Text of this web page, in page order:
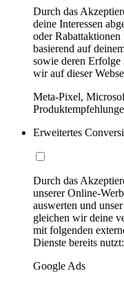
Durch das
deine Interessen
oder Rabattaktionen
basierend auf
sowie deren
wir auf dieser
Meta-Pixel,
Erweitertes
Durch das
unserer Online-
auswerten und
gleichen wir deine
mit folgenden
Dienste bereits nutzt:
Google Ads